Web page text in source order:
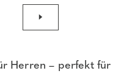
Herren – perfekt für